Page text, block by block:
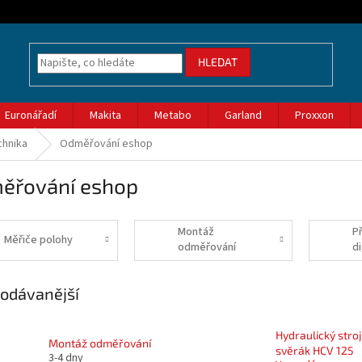
HLEDAT
Euronářadí Makita Metabo Garland Proxxon
Odměřování eshop
eshop
Měřiče polohy
Montáž
odměřování
Montáž odměřování
3-4 dny
Hydraulický
svěrák HCV 125